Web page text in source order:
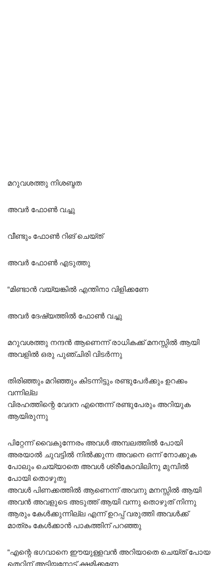
മറുവശത്തു നിശബ്ദത
അവർ ഫോൺ വച്ചു
വീണ്ടും ഫോൺ റിങ് ചെയ്ത്
അവർ ഫോൺ എടുത്തു
“മിണ്ടാൻ വയ്യങ്കിൽ എന്തിനാ വിളിക്കണേ
അവർ ദേഷ്യത്തിൽ ഫോൺ വച്ചു
മറുവശത്തു നന്ദൻ ആണെന്ന് രാധികക്ക് മനസ്സിൽ ആയി
അവളിൽ ഒരു പുഞ്ചിരി വിടർന്നു
തിരിഞ്ഞും മറിഞ്ഞും കിടന്നിട്ടും രണ്ടുപേർക്കും ഉറക്കം
വന്നില്ല
വിരഹത്തിന്റെ വേദന എന്തെന്ന് രണ്ടുപേരും അറിയുക
ആയിരുന്നു
പിറ്റേന്ന് വൈകുന്നേരം അവൾ അമ്പലത്തിൽ പോയി
അരയാൽ ചുവട്ടിൽ നിൽക്കുന്ന അവനെ ഒന്ന് നോക്കുക
പോലും ചെയ്യാതെ അവൾ ശ്രീകോവിലിനു മുമ്പിൽ
പോയി തൊഴുതു
അവൾ പിണക്കത്തിൽ ആണെന്ന് അവനു മനസ്സിൽ ആയി
അവൻ അവളുടെ അടുത്ത് ആയി വന്നു തൊഴുത് നിന്നു
ആരും കേൾക്കുന്നില്ല എന്ന് ഉറപ്പ് വരുത്തി അവൾക്ക്
മാത്രം കേൾക്കാൻ പാകത്തിന് പറഞ്ഞു
“എന്റെ ഭഗവാനെ ഈയുള്ളവൻ അറിയാതെ ചെയ്ത് പോയ
തെറ്റിന് അടിയനോട് ക്ഷമിക്കണേ